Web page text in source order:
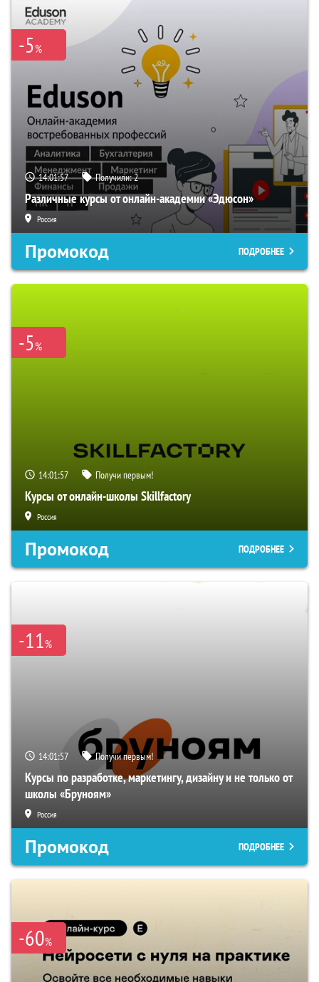
-5%
14:01:56 Получили:2
Различные курсы от онлайн-академии «Эдюсон»
Россия
Промокод ПОДРОБНЕЕ
-5%
14:01:56 Получи первым!
Курсы от онлайн-школы Skillfactory
Россия
Промокод ПОДРОБНЕЕ
-11%
14:01:56 Получи первым!
Курсы по разработке, маркетингу, дизайну и не только от
школы «Бруноям»
Россия
Промокод ПОДРОБНЕЕ
-60%